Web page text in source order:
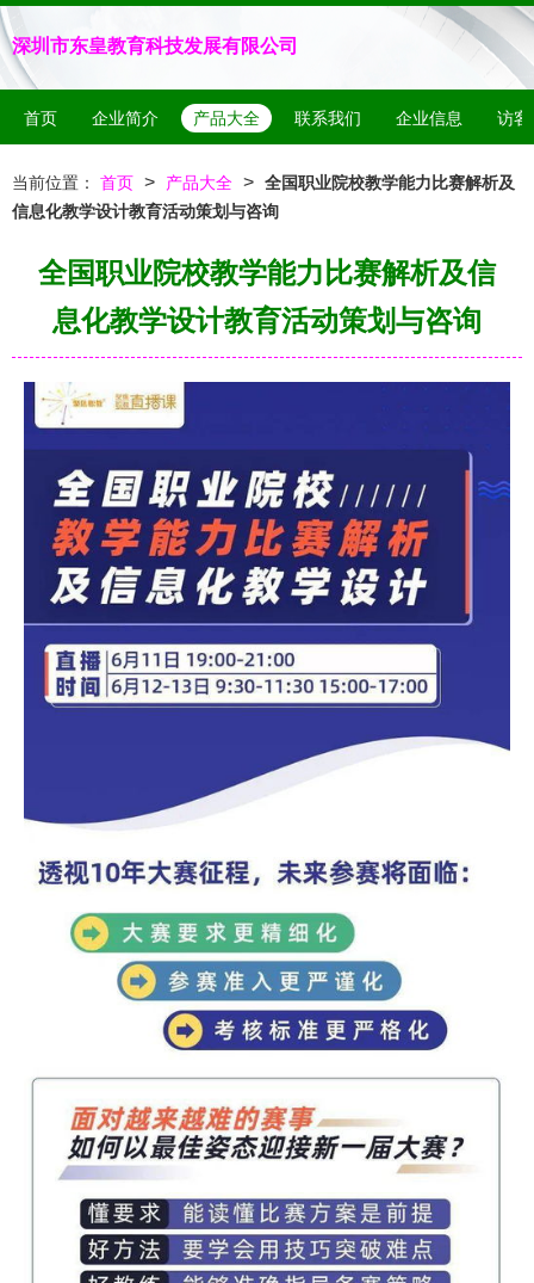
深圳市东皇教育科技发展有限公司
首页 企业简介 产品大全 联系我们 企业信息 访客
当前位置： 首页 > 产品大全 > 全国职业院校教学能力比赛解析及
信息化教学设计教育活动策划与咨询
全国职业院校教学能力比赛解析及信
息化教学设计教育活动策划与咨询